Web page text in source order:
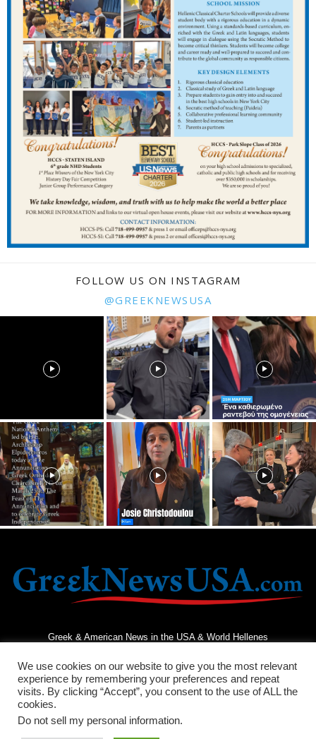
FOLLOW US ON INSTAGRAM
@GREEKNEWSUSA
Greek & American News in the USA & World Hellenes
We use cookies on our website to give you the most relevant
experience by remembering your preferences and repeat
visits. By clicking “Accept”, you consent to the use of ALL the
cookies.
Do not sell my personal information.